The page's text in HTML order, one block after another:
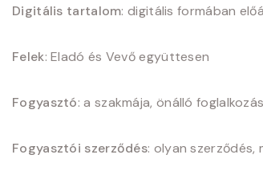
Digitális tartalom: digitális formában
Felek: Eladó és Vevő együttesen
Fogyasztó: a szakmája, önálló
Fogyasztói szerződés: olyan szerződés,